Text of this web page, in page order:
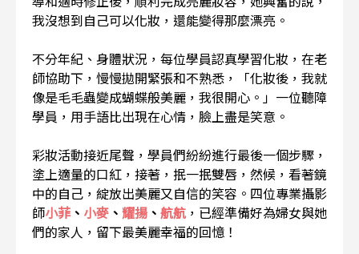
我沒想到自己可以化妝，還能變得那麼漂亮。
不分年紀、身體狀況，每位學員認真學習化妝，在老
師協助下，慢慢拋開緊張和不熟悉，「化妝後，我就
像是毛毛蟲變成蝴蝶般美麗，我很開心。」一位聽障
學員，用手語比出現在心情，臉上盡是笑意。
彩妝活動接近尾聲，學員們紛紛進行最後一個步驟，
塗上適量的口紅，接著，抿一抿雙唇，然候，看著鏡
中的自己，綻放出美麗又自信的笑容。四位專業攝影
師小菲、 小麥 、 耀揚 、 航航 ，已經準備好為婦女與她
們的家人，留下最美麗幸福的回憶！